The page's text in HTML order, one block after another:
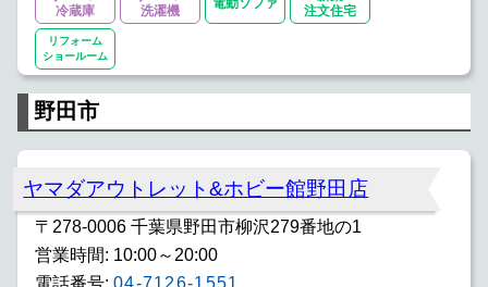
冷蔵庫
洗濯機
電動ソファ
注文住宅
リフォーム
ショールーム
野田市
ヤマダアウトレット&ホビー館野田店
〒278-0006 千葉県野田市柳沢279番地の1
営業時間: 10:00～20:00
電話番号: 04-7126-1551